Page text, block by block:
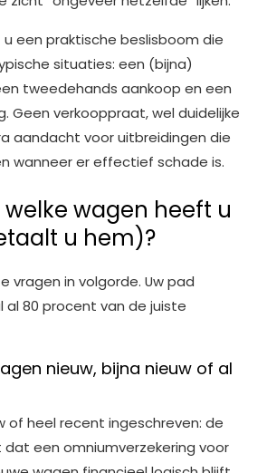
u een praktische beslisboom die
situaties: een (bijna)
tweedehands aankoop en een
Geen verkooppraat, wel duidelijke
aandacht voor uitbreidingen die
wanneer er effectief schade is.
welke wagen heeft u
u hem)?
vragen in volgorde. Uw pad
80 procent van de juiste
nieuw, bijna nieuw of al
of heel recent ingeschreven: de
dat een omniumverzekering voor